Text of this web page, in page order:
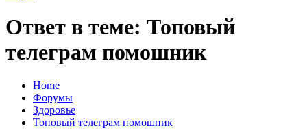
Ответ в теме: Топовый
телеграм помошник
Home
Форумы
Здоровье
Топовый телеграм помошник